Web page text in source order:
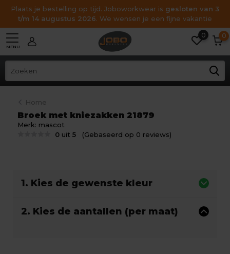
Plaats je bestelling op tijd. Joboworkwear is gesloten van 3
t/m 14 augustus 2026. We wensen je een fijne vakantie
MENU
0 0
Home
Broek met kniezakken 21879
Merk: mascot
0 uit5 (Gebaseerd op 0 reviews)
1. Kies de gewenste kleur
2. Kies de aantallen (per maat)